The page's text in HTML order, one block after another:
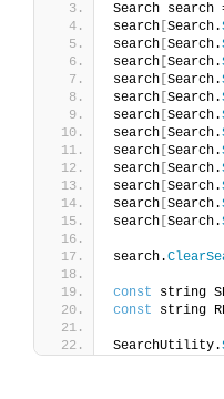
Search search
search Search.
search Search.
search Search.
search Search.
search Search.
search Search.
search Search.
search Search.
search Search.
search Search.
search Search.
search Search.
search.
const string
const string
SearchUtility.